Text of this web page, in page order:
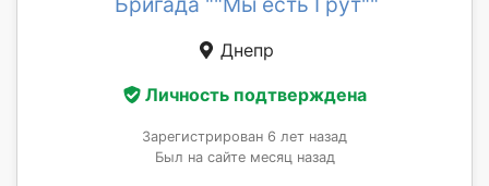
Днепр
Личность подтверждена
Зарегистрирован 6 лет назад
Был на сайте месяц назад